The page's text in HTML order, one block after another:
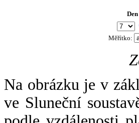
Den
Měřítko:
Na obrázku je v
ve Sluneční